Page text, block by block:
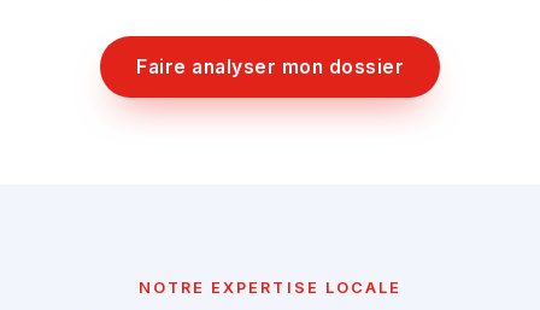
Faire analyser mon dossier
NOTRE EXPERTISE LOCALE